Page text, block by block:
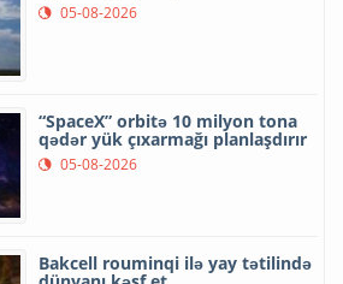
05-08-2026
“SpaceX” orbitə 10 milyon tona
qədər yük çıxarmağı planlaşdırır
05-08-2026
Bakcell rouminqi ilə yay tətilində